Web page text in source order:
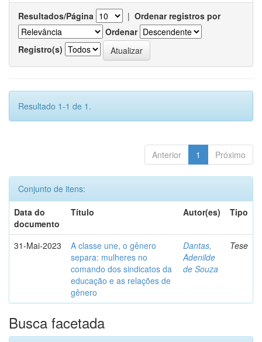
Resultados/Página | Ordenar registros por
Ordenar
Registro(s)
Resultado 1-1 de 1.
Anterior 1 Próximo
Conjunto de itens:
Data do
documento
Título Autor(es) Tipo
31-Mai-2023
A classe une, o gênero
separa: mulheres no
comando dos sindicatos da
educação e as relações de
gênero
Dantas,
Adenilde
de Souza
Tese
Busca facetada